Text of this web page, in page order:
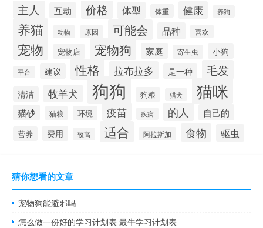
主人 互动 价格 体型 体重 健康 养狗
养猫 动物 原因 可能会 品种 喜欢
宠物 宠物店 宠物狗 家庭 寄生虫 小狗
平台 建议 性格 拉布拉多 是一种 毛发
清洁 牧羊犬 狗狗 狗粮 猎犬 猫咪
猫砂 猫粮 环境 疫苗 疾病 的人 自己的
营养 费用 较高 适合 阿拉斯加 食物 驱虫
猜你想看的文章
宠物狗能避邪吗
怎么做一份好的学习计划表 最牛学习计划表